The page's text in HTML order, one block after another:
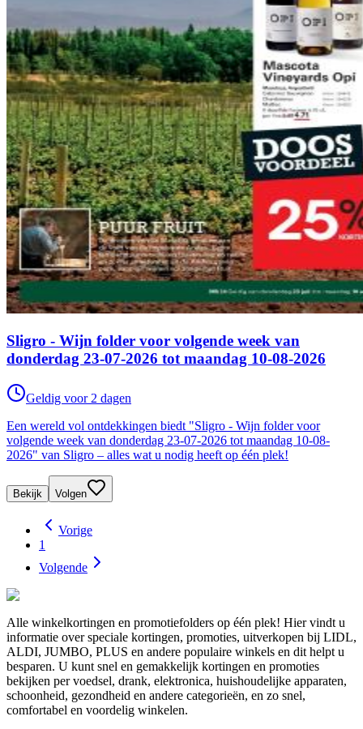
Sligro - Wijn folder voor volgende week van
donderdag 23-07-2026 tot maandag 10-08-2026
Geldig voor 2 dagen
Een wereld vol ontdekkingen biedt "Sligro - Wijn folder voor
volgende week van donderdag 23-07-2026 tot maandag 10-08-
2026" van Sligro – alles wat u nodig heeft op één plek!
Bekijk Volgen
Vorige
1
Volgende
Alle winkelkortingen en promotiefolders op één plek! Hier vindt u
informatie over speciale kortingen, promoties, uitverkopen bij LIDL,
ALDI, JUMBO, PLUS en andere populaire winkels en dit helpt u
besparen. U kunt snel en gemakkelijk kortingen en promoties
bekijken per voedsel, drank, elektronica, huishoudelijke apparaten,
schoonheid, gezondheid en andere categorieën, en zo snel,
comfortabel en voordelig winkelen.